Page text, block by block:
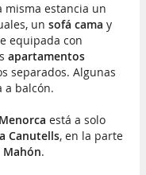
misma estancia un
un sofá cama y
equipada con
apartamentos
separados. Algunas
a balcón.
está a solo
Canutells, en la parte
Mahón.